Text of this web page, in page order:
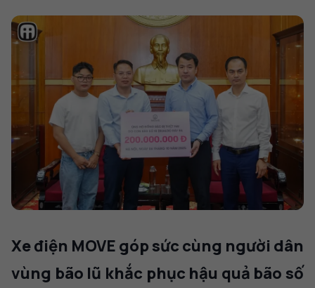
Xe điện MOVE góp sức cùng người dân
vùng bão lũ khắc phục hậu quả bão số